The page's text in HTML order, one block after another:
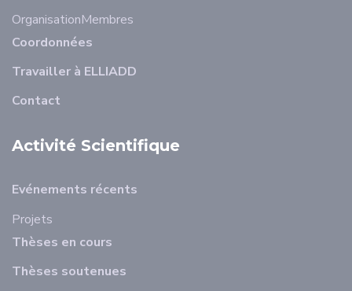
OrganisationMembres
Coordonnées
Travailler à ELLIADD
Contact
Activité Scientifique
Evénements récents
Projets
Thèses en cours
Thèses soutenues